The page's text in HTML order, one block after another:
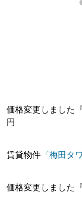
価格変更しました
円
賃貸物件 『梅田タ
価格変更しました